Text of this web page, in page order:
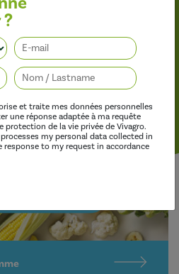
traitements
l’efficacité des
insecticides et des régulateurs de
impact sur l’environnement.
et traite mes données personnelles
une réponse adaptée à ma requête
de la vie privée de Vivagro.
my personal data collected in
to my request in accordance